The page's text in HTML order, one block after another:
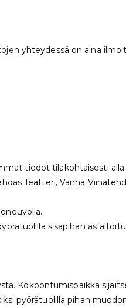
yhteydessä on aina
tiedot tilakohtaisesti alla.
Teatteri, Vanha
sisäpihan
Kokoontumispaikka
pyörätuolilla pihan